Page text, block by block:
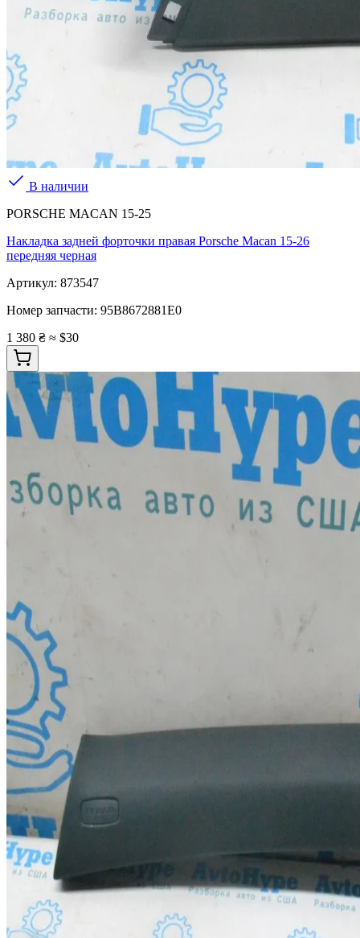
В наличии
PORSCHE MACAN 15-25
Накладка задней форточки правая Porsche Macan 15-26
передняя черная
Артикул: 873547
Номер запчасти: 95B8672881E0
1 380 ₴ ≈ $30